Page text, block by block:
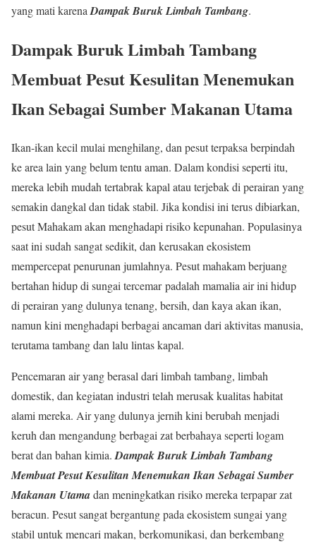
yang mati karena Dampak Buruk Limbah Tambang.
Dampak Buruk Limbah Tambang
Membuat Pesut Kesulitan Menemukan
Ikan Sebagai Sumber Makanan Utama
Ikan-ikan kecil mulai menghilang, dan pesut terpaksa berpindah
ke area lain yang belum tentu aman. Dalam kondisi seperti itu,
mereka lebih mudah tertabrak kapal atau terjebak di perairan yang
semakin dangkal dan tidak stabil. Jika kondisi ini terus dibiarkan,
pesut Mahakam akan menghadapi risiko kepunahan. Populasinya
saat ini sudah sangat sedikit, dan kerusakan ekosistem
mempercepat penurunan jumlahnya. Pesut mahakam berjuang
bertahan hidup di sungai tercemar padalah mamalia air ini hidup
di perairan yang dulunya tenang, bersih, dan kaya akan ikan,
namun kini menghadapi berbagai ancaman dari aktivitas manusia,
terutama tambang dan lalu lintas kapal.
Pencemaran air yang berasal dari limbah tambang, limbah
domestik, dan kegiatan industri telah merusak kualitas habitat
alami mereka. Air yang dulunya jernih kini berubah menjadi
keruh dan mengandung berbagai zat berbahaya seperti logam
berat dan bahan kimia. Dampak Buruk Limbah Tambang
Membuat Pesut Kesulitan Menemukan Ikan Sebagai Sumber
Makanan Utamadan meningkatkan risiko mereka terpapar zat
beracun. Pesut sangat bergantung pada ekosistem sungai yang
stabil untuk mencari makan, berkomunikasi, dan berkembang